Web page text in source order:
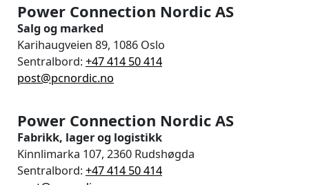
Power Connection Nordic AS
Salg og marked
Karihaugveien 89, 1086 Oslo
Sentralbord:+47 414 50 414
post@pcnordic.no
Power Connection Nordic AS
Fabrikk, lager og logistikk
Kinnlimarka 107, 2360 Rudshøgda
Sentralbord:+47 414 50 414